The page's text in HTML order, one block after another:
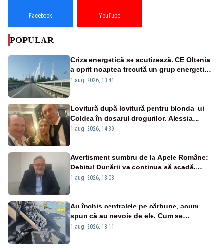
Facebook YouTube
POPULAR
Criza energetică se acutizează. CE Oltenia
a oprit noaptea trecută un grup energetic
de la Rovinari
1 aug. 2026, 13:41
Lovitură după lovitură pentru blonda lui
Coldea în dosarul drogurilor. Alessia
Păcuraru explică decizia magistraților
1 aug. 2026, 14:39
Avertisment sumbru de la Apele Române:
Debitul Dunării va continua să scadă.
Cernavodă s-ar putea închide în 4 zile
1 aug. 2026, 18:08
Au închis centralele pe cărbune, acum
spun că au nevoie de ele. Cum se
pasează vina în plină criză energetică
1 aug. 2026, 18:11